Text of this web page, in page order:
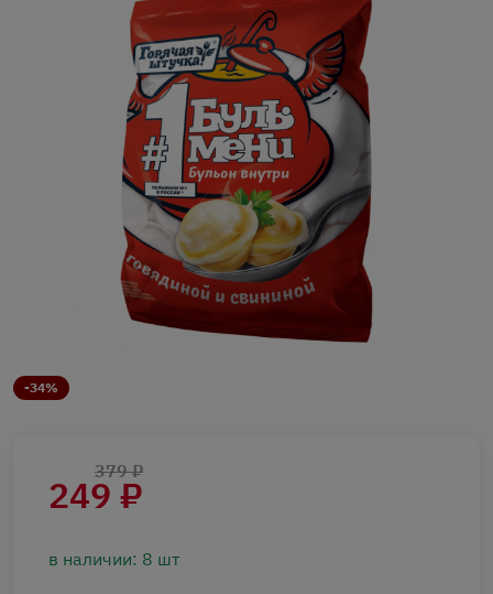
-34%
249 ₽
379 ₽
в наличии: 8 шт